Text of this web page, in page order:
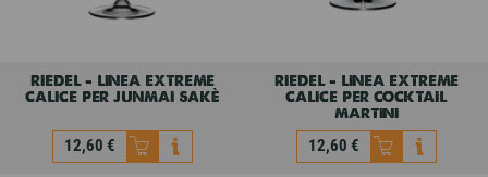
riedel - linea extreme
calice per junmai sakè
12,60 €
riedel - linea extreme
calice per cocktail
martini
12,60 €